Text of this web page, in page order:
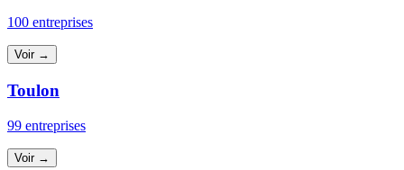
100 entreprises
Voir →
Toulon
99 entreprises
Voir →